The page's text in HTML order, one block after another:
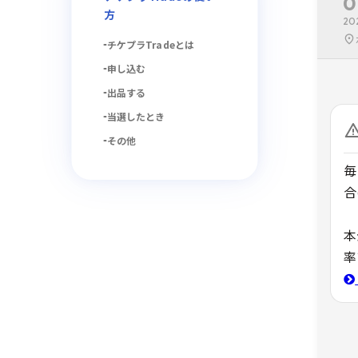
方
チケプラTradeとは
申し込む
出品する
当選したとき
その他